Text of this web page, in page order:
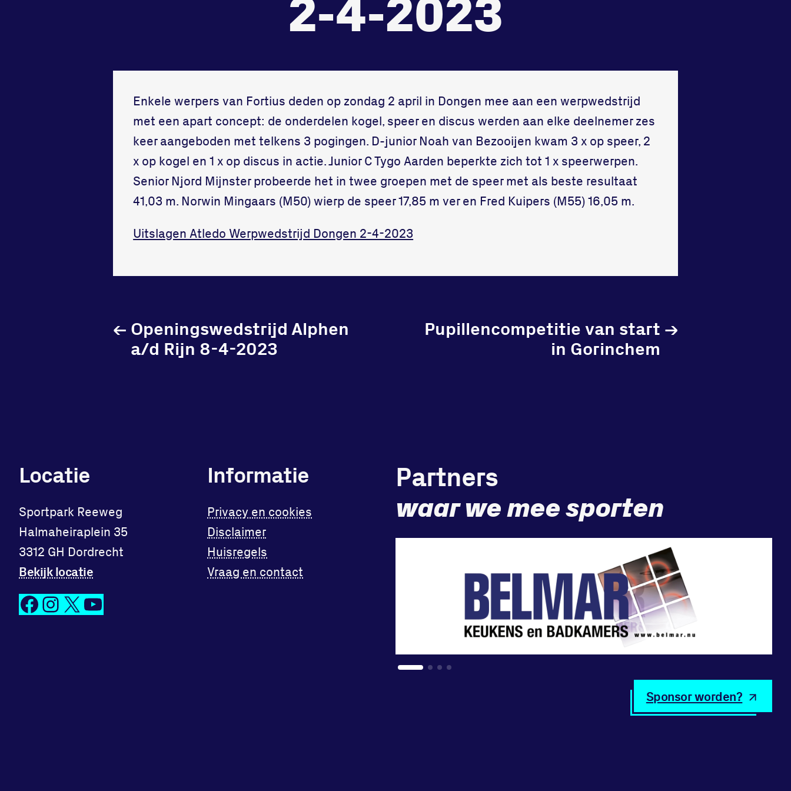
Fitness
Bekijk locatie
Enkele werpers van Fortius deden op zondag 2 april in Dongen mee aan een werpwedstrijd
met een apart concept: de onderdelen kogel, speer en discus werden aan elke deelnemer zes
keer aangeboden met telkens 3 pogingen. D-junior Noah van Bezooijen kwam 3 x op speer, 2
x op kogel en 1 x op discus in actie. Junior C Tygo Aarden beperkte zich tot 1 x speerwerpen.
Senior Njord Mijnster probeerde het in twee groepen met de speer met als beste resultaat
41,03 m. Norwin Mingaars (M50) wierp de speer 17,85 m ver en Fred Kuipers (M55) 16,05 m.
Uitslagen Atledo Werpwedstrijd Dongen 2-4-2023
Openingswedstrijd Alphen
a/d Rijn 8-4-2023
←
Pupillencompetitie van start
in Gorinchem
→
Locatie
Sportpark Reeweg
Halmaheiraplein 35
3312 GH Dordrecht
Bekijk locatie
Facebook Instagram X YouTube
Informatie
Privacy en cookies
Disclaimer
Huisregels
Vraag en contact
Partners
waar we mee sporten
Sponsor worden?